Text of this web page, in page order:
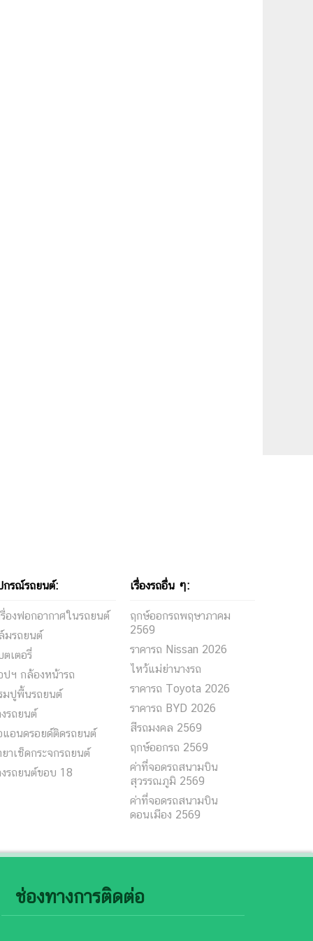
กรณ์รถยนต์:
องฟอกอากาศในรถยนต์
มรถยนต์
เตอรี่
ปฯ กล้องหน้ารถ
มปูพื้นรถยนต์
รถยนต์
แอนดรอยด์ติดรถยนต์
าเช็ดกระจกรถยนต์
รถยนต์ขอบ 18
เรื่องรถอื่น ๆ:
ฤกษ์ออกรถพฤษาภาคม
2569
ราคารถ Nissan 2026
ไหว้แม่ย่านางรถ
ราคารถ Toyota 2026
ราคารถ BYD 2026
สีรถมงคล 2569
ฤกษ์ออกรถ 2569
ค่าที่จอดรถสนามบิน
สุวรรณภูมิ 2569
ค่าที่จอดรถสนามบิน
ดอนเมือง 2569
ช่องทางการติดต่อ